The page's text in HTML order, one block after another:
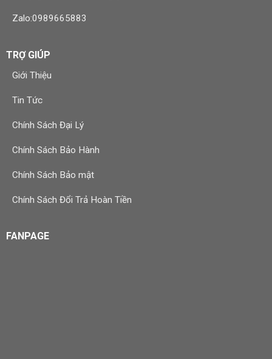
Zalo:0989665883
TRỢ GIÚP
Giới Thiệu
Tin Tức
Chính Sách Đại Lý
Chính Sách Bảo Hành
Chính Sách Bảo mật
Chính Sách Đổi Trả Hoàn Tiền
FANPAGE